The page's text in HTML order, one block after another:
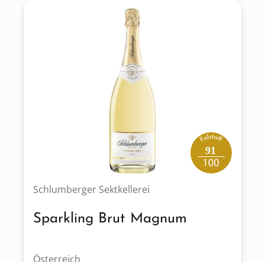
91
Schlumberger Sektkellerei
Sparkling Brut Magnum
Österreich